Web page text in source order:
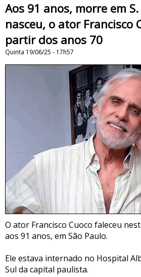
Aos 91 anos, morre em
nasceu, o ator Francisco
partir dos anos 70
Quinta 19/06/25 - 17h57
O ator Francisco Cuoco faleceu
aos 91 anos, em São Paulo.
Ele estava internado no Hospital
Sul da capital paulista.